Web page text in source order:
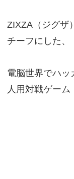
ZIXZA（ジグザ
チーフにした、
電脳世界でハッ
人用対戦ゲーム